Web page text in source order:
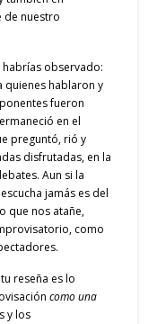
nuestro
habrías observado:
quienes hablaron y
fueron
en el
preguntó, rió y
disfrutadas, en la
Aun si la
jamás es del
que nos atañe,
como
reseña es lo
como una
y los